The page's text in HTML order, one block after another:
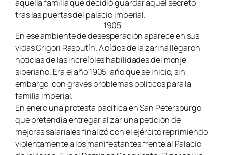
aquella familia que decidió guardar aquel secreto
tras las puertas del palacio imperial.
1905
En ese ambiente de desesperación aparece en sus
vidas Grigori Rasputín. A oídos de la zarina llegaron
noticias de las increíbles habilidades del monje
siberiano. Era el año 1905, año que se inicio, sin
embargo, con graves problemas políticos para la
familia imperial.
En enero una protesta pacífica en San Petersburgo
que pretendía entregar al zar una petición de
mejoras salariales finalizó con el ejército reprimiendo
violentamente a los manifestantes frente al Palacio